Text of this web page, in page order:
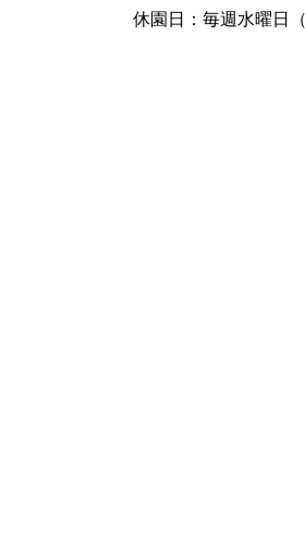
休園日：毎週水曜日